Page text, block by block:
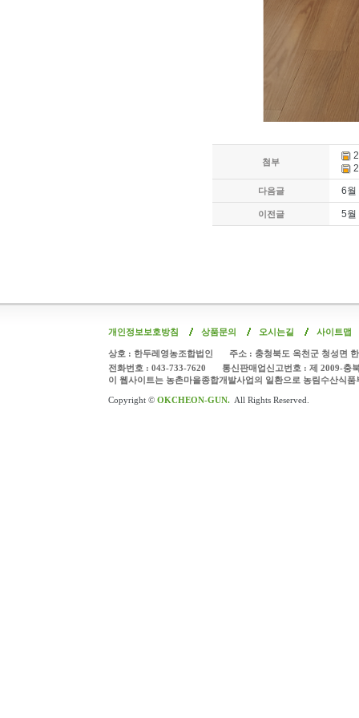
첨부
다음글 6월
이전글 5월
개인정보보호방침 상품문의 오시는길 사이트맵
상호 : 한두레영농조합법인
주소 : 충청북도 옥천군 청성면
전화번호 : 043-733-7620
통신판매업신고번호 : 제 2009-충
이 웹사이트는 농촌마을종합개발사업의 일환으로 농림수산식
Copyright © OKCHEON-GUN. All Rights Reserved.